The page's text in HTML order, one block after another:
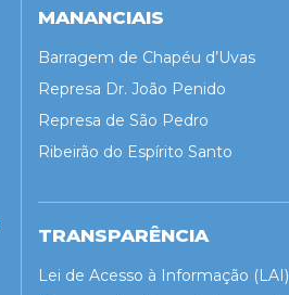
MANANCIAIS
Barragem de Chapéu d’Uvas
Represa Dr. João Penido
Represa de São Pedro
Ribeirão do Espírito Santo
TRANSPARÊNCIA
Lei de Acesso à Informação (LAI)